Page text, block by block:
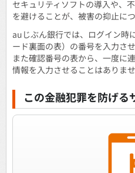
セキュリティソフトの導入や、
を避けることが、被害の抑止につ
auじぶん銀行では、ログイン時
ード裏面の表）の番号を入力さ
また確認番号の表から、一度に
情報を入力させることはありませ
この金融犯罪を防げる